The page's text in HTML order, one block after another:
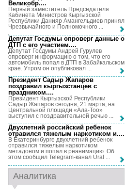
Великобр....
Первый заместитель Председателя
Кабинета Министров Кыргызской
Республики Данияр Амангельдиев принял
Чрезвычайного и Полномочного ...
Депутат Госдумы опроверг данные о
ДТП с его участием....
Депутат Госдумы Андрей Гурулев
опроверг информацию о том, что его
автомобиль попал в ДТП в Забайкальском
крае. Утром он опубликовал ...
Президент Садыр Жапаров
поздравил кыргызстанцев с
праздником....
Президент Кыргызской Республики
Садыр Жапаров сегодня, 21 марта, на
Центральной площади «Ала-Тоо»
выступил с поздравительной речью ...
Двухлетний российский ребенок
отравился тяжелым наркотиком и....
В Екатеринбурге двухлетний ребенок
отравился тяжелым наркотиком
метадоном и попал в реанимацию. Об
этом сообщил Telegram-канал Ural ...
Аналитика